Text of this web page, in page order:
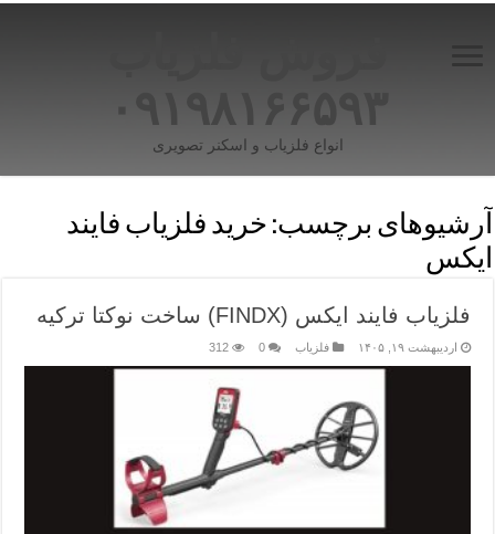
۰۹۱۹۸۱۶۶۵۹۳
انواع فلزیاب و اسکنر تصویری
آرشیوهای برچسب: خرید فلزیاب فایند
ایکس
فلزیاب فایند ایکس (FINDX) ساخت نوکتا ترکیه
اردیبهشت ۱۹, ۱۴۰۵ فلزیاب 0
312